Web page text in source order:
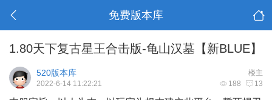
免费版本库
1.80天下复古星王合击版-龟山汉墓【新BLUE】
楼主
520版本库
188 13
2022-6-14 11:22:21